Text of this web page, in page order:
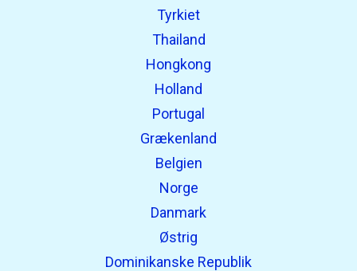
Tyrkiet
Thailand
Hongkong
Holland
Portugal
Grækenland
Belgien
Norge
Danmark
Østrig
Dominikanske Republik